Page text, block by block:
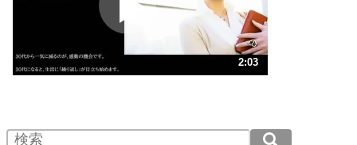
ポジティブ思考になる30の方法
人生、なんとかなるもの。
気楽に生きる30の方法
4 器の大きい人は、怒りを優しさで表現する。
2:03
2.0倍速 （242KB 1分1秒）